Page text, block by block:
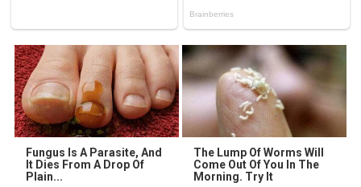
Fungus Is A Parasite, And
It Dies From A Drop Of
Plain...
The Lump Of Worms Will
Come Out Of You In The
Morning. Try It